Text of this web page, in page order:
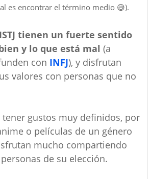
es encontrar el término medio 😅).
tienen un fuerte sentido
y lo que está mal (a
con INFJ), y disfrutan
valores con personas que no
gustos muy definidos, por
o películas de un género
mucho compartiendo
de su elección.